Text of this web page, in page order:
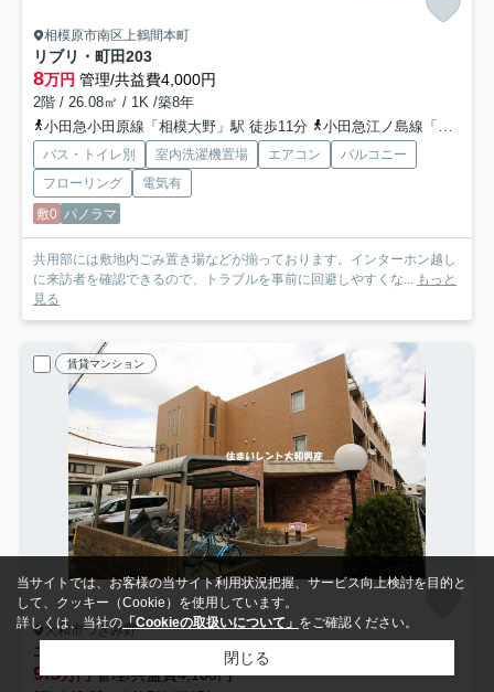
相模原市南区上鶴間本町
リブリ・町田203
8万円 管理/共益費4,000円
2階 / 26.08㎡ / 1K /築8年
小田急小田原線「相模大野」駅 徒歩11分
小田急江ノ島線「相模大野」駅 徒歩11分
バス・トイレ別 室内洗濯機置場 エアコン
バルコニー
フローリング
電気有
敷0 パノラマ
共用部には敷地内ごみ置き場などが揃っております。インターホン越し
に来訪者を確認できるので、トラブルを事前に回避しやすくな... もっと
見る
賃貸マンション
大和市つきみ野
エスポワールつきみ野
9.5万円管理/共益費4,100円
当サイトでは、お客様の当サイト利用状況把握、サービス向上検討を目的と
して、クッキー（Cookie）を使用しています。
詳しくは、当社の「Cookieの取扱いについて」 をご確認ください。
閉じる